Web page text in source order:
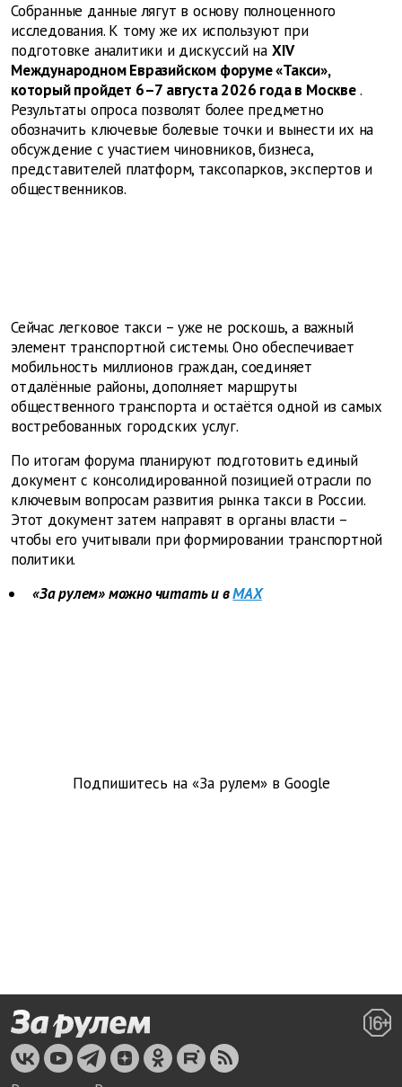
Собранные данные лягут в основу полноценного
исследования. К тому же их используют при
подготовке аналитики и дискуссий на XIV
Международном Евразийском форуме «Такси»,
который пройдет 6–7 августа 2026 года в Москве.
Результаты опроса позволят более предметно
обозначить ключевые болевые точки и вынести их на
обсуждение с участием чиновников, бизнеса,
представителей платформ, таксопарков, экспертов и
общественников.
Сейчас легковое такси – уже не роскошь, а важный
элемент транспортной системы. Оно обеспечивает
мобильность миллионов граждан, соединяет
отдалённые районы, дополняет маршруты
общественного транспорта и остаётся одной из самых
востребованных городских услуг.
По итогам форума планируют подготовить единый
документ с консолидированной позицией отрасли по
ключевым вопросам развития рынка такси в России.
Этот документ затем направят в органы власти –
чтобы его учитывали при формировании транспортной
политики.
«За рулем» можно читать и вMAX
Подпишитесь на «За рулем» в Google